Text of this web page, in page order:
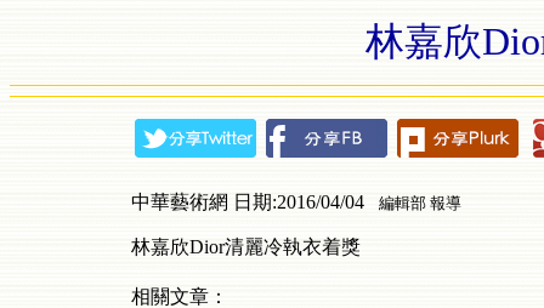
林嘉欣
中華藝術網 日期:2016/04/04 編輯部 報導
林嘉欣Dior清麗冷執衣着獎
相關文章：